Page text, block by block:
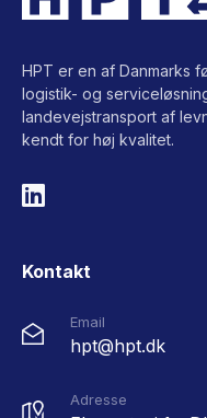
HPT er en af Danmarks
logistik- og
landevejstransport af
kendt for høj kvalitet.
Kontakt
Email
hpt@hpt.dk
Adresse